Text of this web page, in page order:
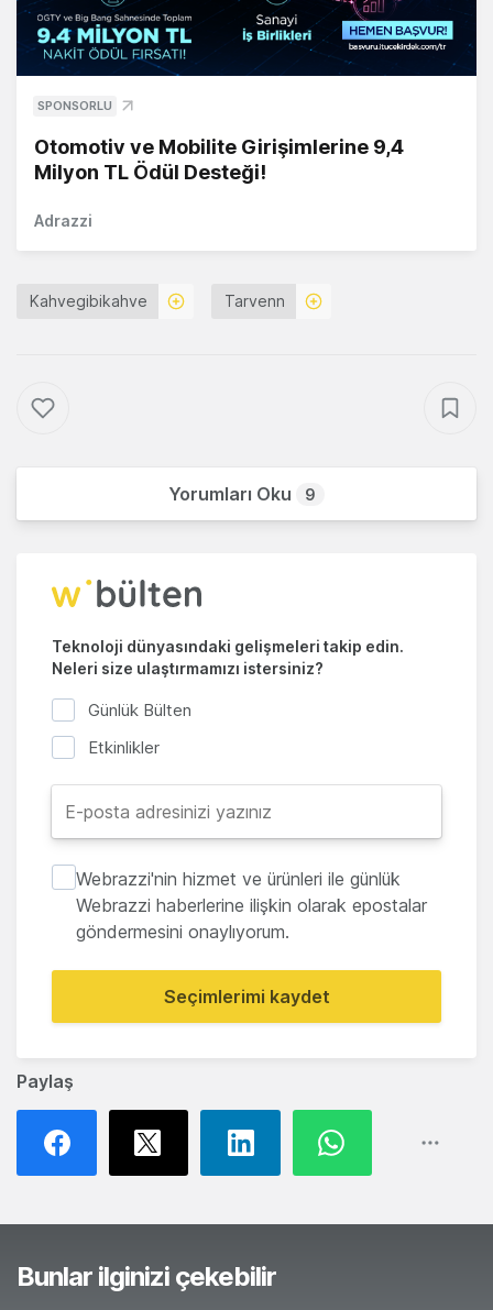
Paylaş
SPONSORLU
Otomotiv ve Mobilite Girişimlerine 9,4
Milyon TL Ödül Desteği!
Adrazzi
Kahvegibikahve Tarvenn
Yorumları Oku 9
Teknoloji dünyasındaki gelişmeleri takip edin.
Neleri size ulaştırmamızı istersiniz?
Günlük Bülten
Etkinlikler
Webrazzi'nin hizmet ve ürünleri ile günlük
Webrazzi haberlerine ilişkin olarak epostalar
göndermesini onaylıyorum.
Seçimlerimi kaydet
Bunlar ilginizi çekebilir